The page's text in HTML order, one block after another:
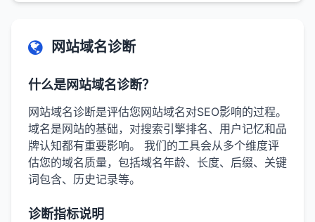
网站域名诊断
什么是网站域名诊断？
网站域名诊断是评估您网站域名对SEO影响的过程。
域名是网站的基础，对搜索引擎排名、用户记忆和品
牌认知都有重要影响。 我们的工具会从多个维度评
估您的域名质量，包括域名年龄、长度、后缀、关键
词包含、历史记录等。
诊断指标说明